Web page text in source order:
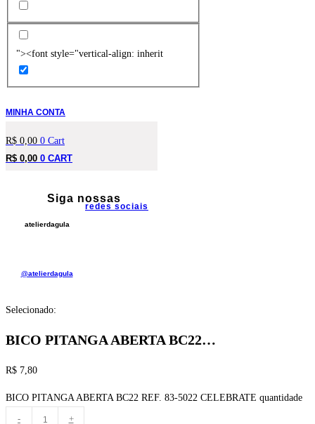
"><font style="vertical-align: inherit
MINHA CONTA
R$ 0,00 0 Cart
R$ 0,00 0 CART
Siga nossas
redes sociais
atelierdagula
@atelierdagula
Selecionado:
BICO PITANGA ABERTA BC22…
R$ 7,80
BICO PITANGA ABERTA BC22 REF. 83-5022 CELEBRATE quantidade
-
+